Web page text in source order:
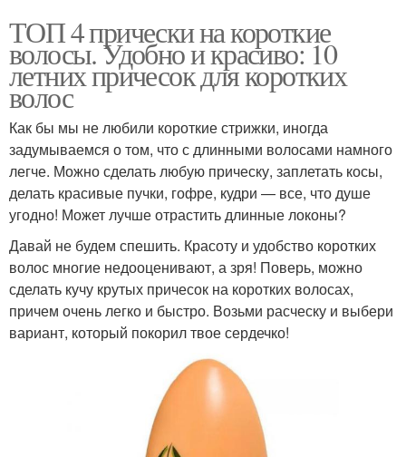
ТОП 4 прически на короткие
волосы. Удобно и красиво: 10
летних причесок для коротких
волос
Как бы мы не любили короткие стрижки, иногда
задумываемся о том, что с длинными волосами намного
легче. Можно сделать любую прическу, заплетать косы,
делать красивые пучки, гофре, кудри — все, что душе
угодно! Может лучше отрастить длинные локоны?
Давай не будем спешить. Красоту и удобство коротких
волос многие недооценивают, а зря! Поверь, можно
сделать кучу крутых причесок на коротких волосах,
причем очень легко и быстро. Возьми расческу и выбери
вариант, который покорил твое сердечко!